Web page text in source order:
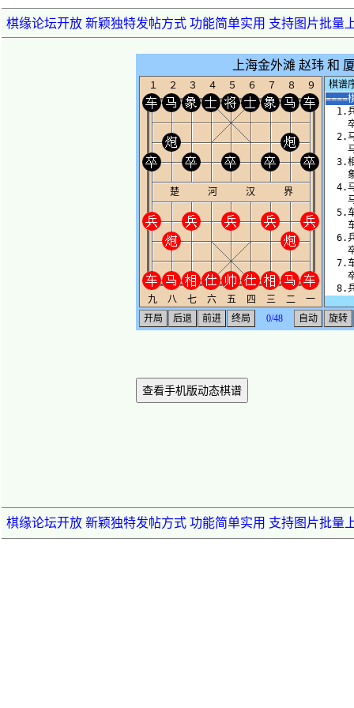
棋缘论坛开放 新颖独特发帖方式 功能简单实用 支持图片批量
查看手机版动态棋谱
棋缘论坛开放 新颖独特发帖方式 功能简单实用 支持图片批量